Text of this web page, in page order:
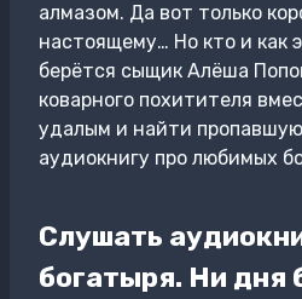
алмазом. Да вот только
настоящему… Но кто и как
берётся сыщик Алёша
коварного похитителя
удалым и найти
аудиокнигу про любимых
Слушать
богатыря. Ни дня